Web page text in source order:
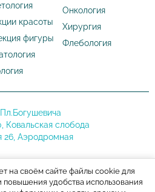
красоты
фигуры
Онкология
Хирургия
Флебология
Ковальская слобода
26, Аэродромная
на своём сайте файлы cookie для
удобства использования